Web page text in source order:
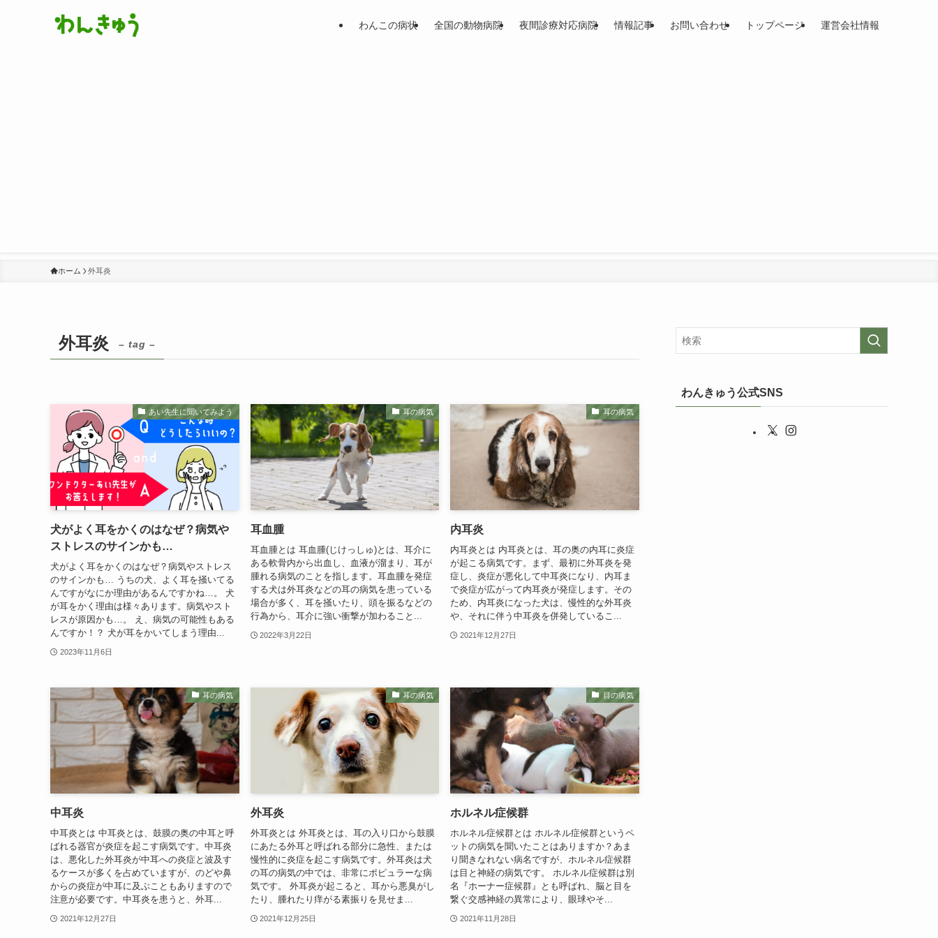
わんこの病状 全国の動物病院 夜間診療対応病院 情報記事 お問い合わせ トップページ 運営会社情報
ホーム 外耳炎
外耳炎 – tag –
あい先生に聞いてみよう
犬がよく耳をかくのはなぜ？病気や
ストレスのサインかも…
犬がよく耳をかくのはなぜ？病気やストレス
のサインかも… うちの犬、よく耳を掻いてる
んですがなにか理由があるんですかね…。 犬
が耳をかく理由は様々あります。病気やスト
レスが原因かも…。 え、病気の可能性もある
んですか！？ 犬が耳をかいてしまう理由...
2023年11月6日
耳の病気
耳血腫
耳血腫とは 耳血腫(じけっしゅ)とは、耳介に
ある軟骨内から出血し、血液が溜まり、耳が
腫れる病気のことを指します。耳血腫を発症
する犬は外耳炎などの耳の病気を患っている
場合が多く、耳を掻いたり、頭を振るなどの
行為から、耳介に強い衝撃が加わること...
2022年3月22日
耳の病気
内耳炎
内耳炎とは 内耳炎とは、耳の奥の内耳に炎症
が起こる病気です。まず、最初に外耳炎を発
症し、炎症が悪化して中耳炎になり、内耳ま
で炎症が広がって内耳炎が発症します。その
ため、内耳炎になった犬は、慢性的な外耳炎
や、それに伴う中耳炎を併発しているこ...
2021年12月27日
耳の病気
中耳炎
中耳炎とは 中耳炎とは、鼓膜の奥の中耳と呼
ばれる器官が炎症を起こす病気です。中耳炎
は、悪化した外耳炎が中耳への炎症と波及す
るケースが多くを占めていますが、のどや鼻
からの炎症が中耳に及ぶこともありますので
注意が必要です。中耳炎を患うと、外耳...
2021年12月27日
耳の病気
外耳炎
外耳炎とは 外耳炎とは、耳の入り口から鼓膜
にあたる外耳と呼ばれる部分に急性、または
慢性的に炎症を起こす病気です。外耳炎は犬
の耳の病気の中では、非常にポピュラーな病
気です。 外耳炎が起こると、耳から悪臭がし
たり、腫れたり痒がる素振りを見せま...
2021年12月25日
目の病気
ホルネル症候群
ホルネル症候群とは ホルネル症候群というペ
ットの病気を聞いたことはありますか？あま
り聞きなれない病名ですが、ホルネル症候群
は目と神経の病気です。 ホルネル症候群は別
名『ホーナー症候群』とも呼ばれ、脳と目を
繋ぐ交感神経の異常により、眼球やそ...
2021年11月28日
わんきゅう公式SNS